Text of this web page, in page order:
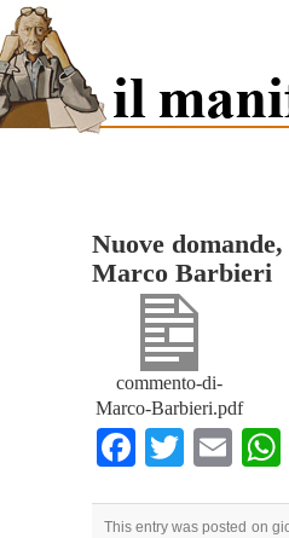
Nuove
Marco Barbieri
commento-di-
Marco-Barbieri.pdf
Facebook
Twitter
This entry was posted on